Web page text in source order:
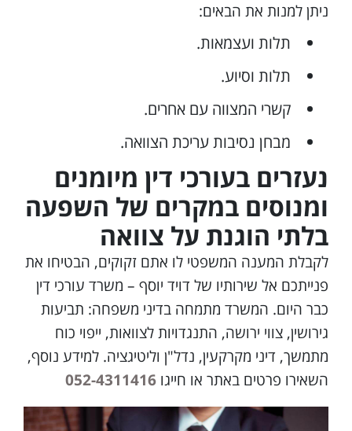
ניתן למנות את הבאים:
תלות ועצמאות.
תלות וסיוע.
קשרי המצווה עם אחרים.
מבחן נסיבות עריכת הצוואה.
נעזרים בעורכי דין מיומנים
ומנוסים במקרים של השפעה
בלתי הוגנת על צוואה
לקבלת המענה המשפטי לו אתם זקוקים, הבטיחו את
פנייתכם אל שירותיו של דויד יוסף – משרד עורכי דין
כבר היום. המשרד מתמחה בדיני משפחה: תביעות
גירושין, צווי ירושה, התנגדויות לצוואות, ייפוי כוח
מתמשך, דיני מקרקעין, נדל"ן וליטיגציה. למידע נוסף,
השאירו פרטים באתר או חייגו052-4311416